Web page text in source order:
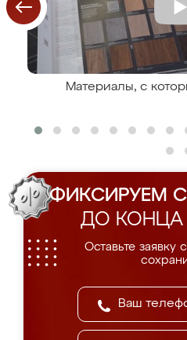
Материалы, с
ФИКСИРУЕМ
ДО КОНЦА
Оставьте заявку